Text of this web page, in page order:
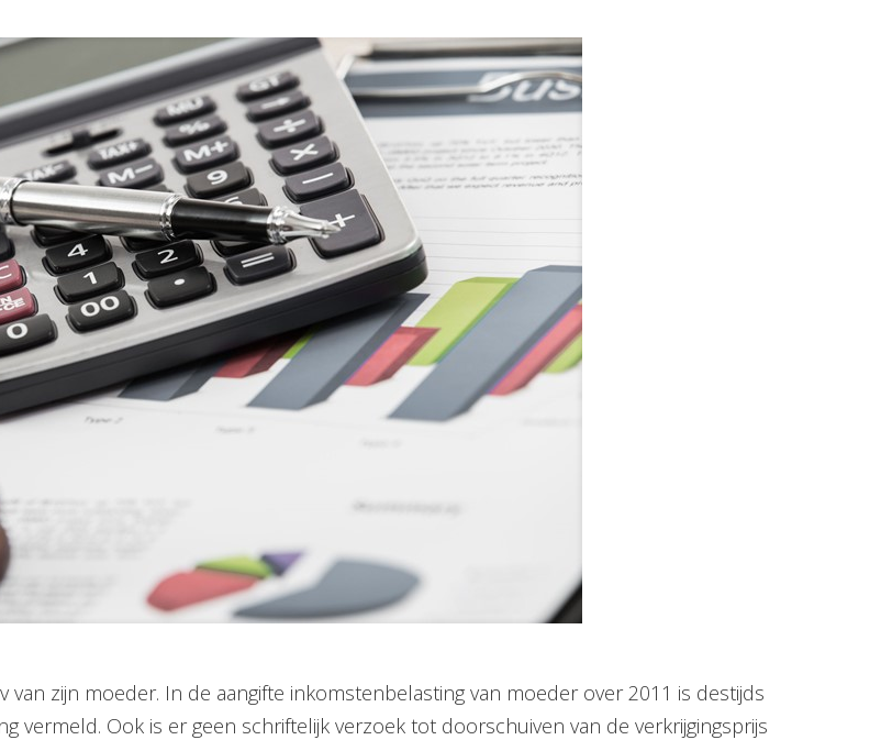
zijn moeder. In de aangifte inkomstenbelasting van moeder over 2011 is destijds
vermeld. Ook is er geen schriftelijk verzoek tot doorschuiven van de verkrijgingsprijs